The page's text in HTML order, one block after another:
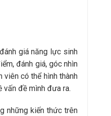
giá năng lực sinh
đánh giá, góc nhìn
có thể hình thành
vấn đề mình đưa ra.
những kiến thức trên